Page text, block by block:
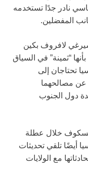
نادر جدًا تستخدمه
المفضلين.
لافروف بكين
“ثمينة” في السياق
تحتاجان إلى
عن مصالحهما
دول الجنوب
خلال عطلة
أيضًا تلقي تحديثات
مع الولايات